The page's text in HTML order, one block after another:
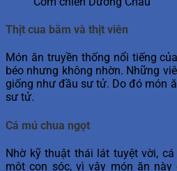
Thịt cua bằm và thịt viên
Món ăn truyền thống nổi tiếng
béo nhưng không nhờn. Những
giống như đầu sư tử. Do đó món
sư tử.
Cá mú chua ngọt
Nhờ kỹ thuật thái lát tuyệt vời,
một con sóc, vì vậy món ăn